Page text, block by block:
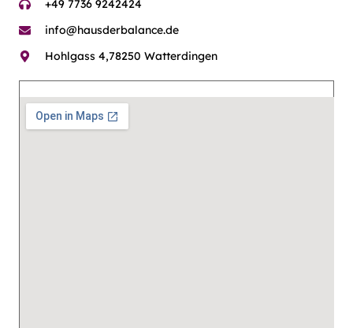
+49 7736 9242424
info@hausderbalance.de
Hohlgass 4,78250 Watterdingen